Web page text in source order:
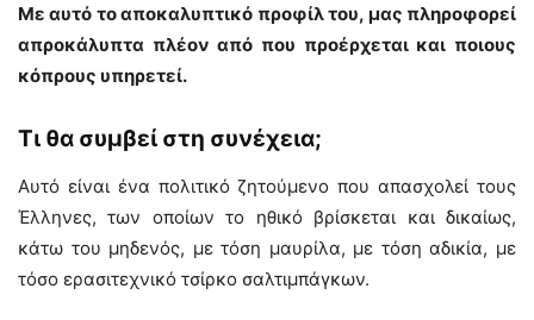
Με αυτό το αποκαλυπτικό προφίλ του, μας πληροφορεί
απροκάλυπτα πλέον από που προέρχεται και ποιους
κόπρους υπηρετεί.
Τι θα συμβεί στη συνέχεια;
Αυτό είναι ένα πολιτικό ζητούμενο που απασχολεί τους
Έλληνες, των οποίων το ηθικό βρίσκεται και δικαίως,
κάτω του μηδενός, με τόση μαυρίλα, με τόση αδικία, με
τόσο ερασιτεχνικό τσίρκο σαλτιμπάγκων.